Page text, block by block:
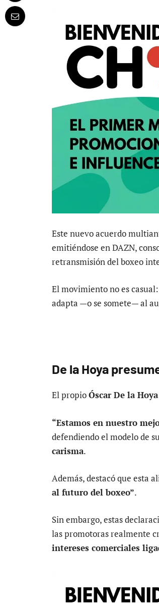
Este nuevo acuerdo
emitiéndose en DAZN,
retransmisión del boxeo
El movimiento no es
adapta —o se somete— al
De la Hoya
El propioÓscar De la Hoya
“Estamos en nuestro
defendiendo el modelo de
carisma.
Además, destacó que esta
al futuro del boxeo”.
Sin embargo, estas
las promotoras realmente
intereses comerciales